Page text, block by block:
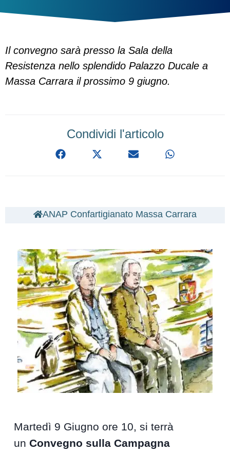
Il convegno sarà presso la Sala della
Resistenza nello splendido Palazzo Ducale a
Massa Carrara il prossimo 9 giugno.
Condividi l'articolo
ANAP Confartigianato Massa Carrara
Martedì 9 Giugno ore 10, si terrà
unConvegno sulla Campagna